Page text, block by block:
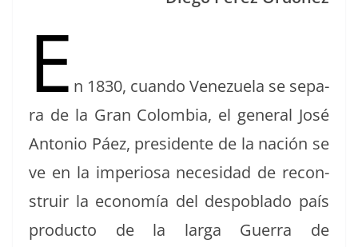
E n 1830, cuan­do Venezuela se sep­a­
ra de la Gran Colom­bia, el gen­er­al José
Anto­nio Páez, pres­i­dente de la nación se
ve en la impe­riosa necesi­dad de recon­
stru­ir la economía del despobla­do país
pro­duc­to de la larga Guer­ra de